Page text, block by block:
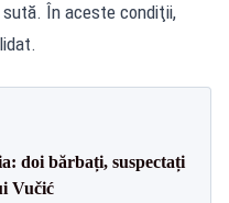
În aceste condiţii,
doi bărbați, suspectați
Vučić